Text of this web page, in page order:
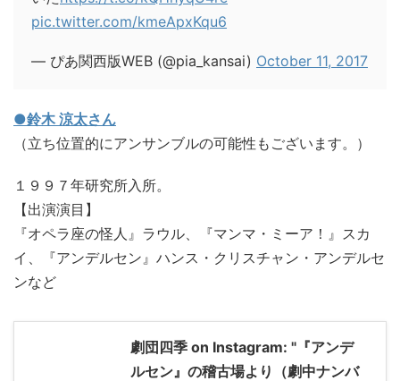
pic.twitter.com/kmeApxKqu6
— ぴあ関西版WEB (@pia_kansai) October 11, 2017
●鈴木 涼太さん
（立ち位置的にアンサンブルの可能性もございます。）
１９９７年研究所入所。
【出演演目】
『オペラ座の怪人』ラウル、『マンマ・ミーア！』スカ
イ、『アンデルセン』ハンス・クリスチャン・アンデルセ
ンなど
劇団四季 on Instagram: "『アンデ
ルセン』の稽古場より（劇中ナンバ